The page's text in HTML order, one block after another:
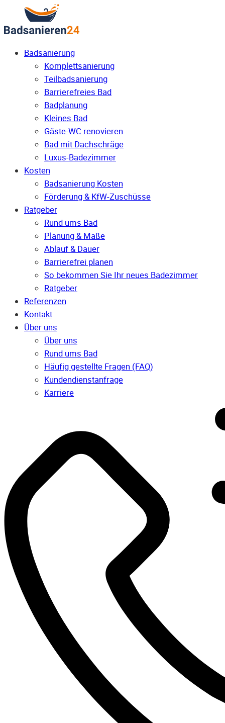
Badsanierung
Komplettsanierung
Teilbadsanierung
Barrierefreies Bad
Badplanung
Kleines Bad
Gäste-WC renovieren
Bad mit Dachschräge
Luxus-Badezimmer
Kosten
Badsanierung Kosten
Förderung & KfW-Zuschüsse
Ratgeber
Rund ums Bad
Planung & Maße
Ablauf & Dauer
Barrierefrei planen
So bekommen Sie Ihr neues Badezimmer
Ratgeber
Referenzen
Kontakt
Über uns
Über uns
Rund ums Bad
Häufig gestellte Fragen (FAQ)
Kunden­dienst­anfrage
Karriere